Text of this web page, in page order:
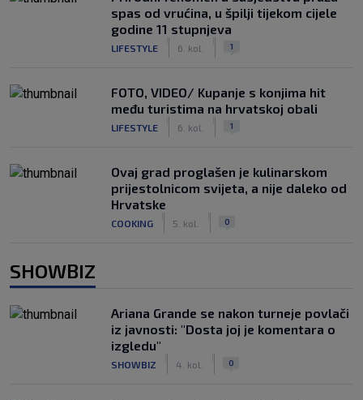
spas od vrućina, u špilji tijekom cijele
godine 11 stupnjeva
LIFESTYLE 6. kol. 1
FOTO, VIDEO/ Kupanje s konjima hit
među turistima na hrvatskoj obali
LIFESTYLE 6. kol. 1
Ovaj grad proglašen je kulinarskom
prijestolnicom svijeta, a nije daleko od
Hrvatske
COOKING 5. kol. 0
SHOWBIZ
Ariana Grande se nakon turneje povlači
iz javnosti: "Dosta joj je komentara o
izgledu"
SHOWBIZ 4. kol. 0